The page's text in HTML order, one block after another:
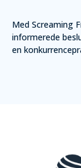
Med Screaming
informerede
en